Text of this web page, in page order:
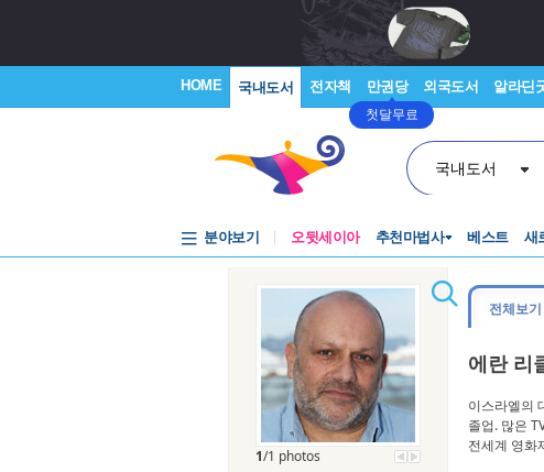
HOME 국내도서 전자책 만권당
첫달무료
외국도서 알라딘
국내도서
분야보기 오뒷세이아 추천마법사 베스트 새
1/1 photos
전체보기
에란 리
이스라엘의
졸업. 많은
전세계 영화